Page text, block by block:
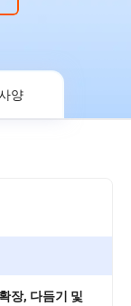
양
장, 다듬기 및